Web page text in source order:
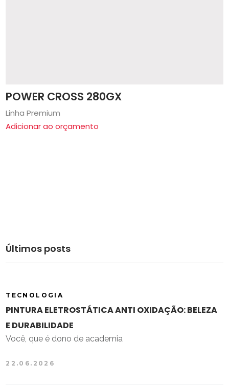
POWER CROSS 280GX
Linha Premium
Adicionar ao orçamento
Últimos posts
TECNOLOGIA
PINTURA ELETROSTÁTICA ANTI OXIDAÇÃO: BELEZA
E DURABILIDADE
Você, que é dono de academia
22.06.2026